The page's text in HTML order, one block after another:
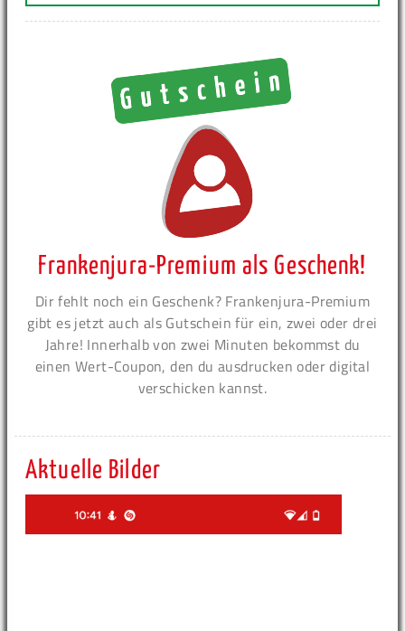
Frankenjura-Premium als Geschenk!
Dir fehlt noch ein Geschenk? Frankenjura-Premium
gibt es jetzt auch als Gutschein für ein, zwei oder drei
Jahre! Innerhalb von zwei Minuten bekommst du
einen Wert-Coupon, den du ausdrucken oder digital
verschicken kannst.
Aktuelle Bilder